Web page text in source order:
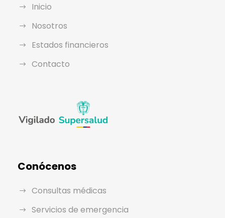
Inicio
Nosotros
Estados financieros
Contacto
Conócenos
Consultas médicas
Servicios de emergencia